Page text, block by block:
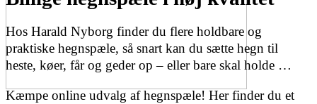
Hos Harald Nyborg finder du flere holdbare og
praktiske hegnspæle, så snart kan du sætte hegn til
heste, køer, får og geder op – eller bare skal holde …
Kæmpe online udvalg af hegnspæle! Her finder du et